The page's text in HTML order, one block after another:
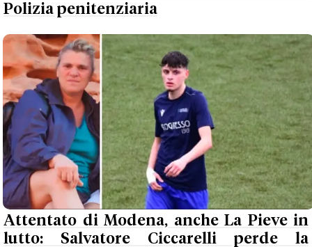
Polizia penitenziaria
Attentato di Modena, anche La Pieve in
lutto: Salvatore Ciccarelli perde la